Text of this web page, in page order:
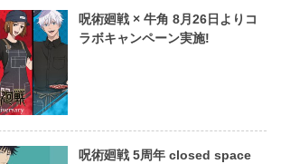
呪術廻戦 × 牛角 8月26日よりコ
ラボキャンペーン実施!
呪術廻戦 5周年 closed space